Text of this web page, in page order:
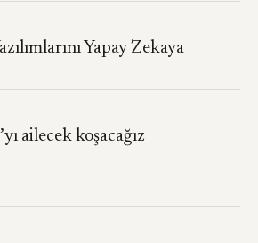
Yapay Zekaya
ailecek koşacağız